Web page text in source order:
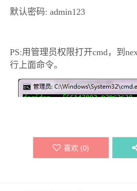
默认密码: admin123
PS:用管理员权限打开cmd，到
行上面命令。
喜欢 (0)